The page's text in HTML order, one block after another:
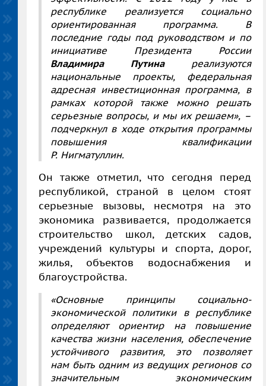
республике реализуется социально
ориентированная программа. В
последние годы под руководством и по
инициативе Президента России
Владимира Путинареализуются
национальные проекты, федеральная
адресная инвестиционная программа, в
рамках которой также можно решать
серьезные вопросы, и мы их решаем», –
подчеркнул в ходе открытия программы
повышения квалификации
Р. Нигматуллин.
Он также отметил, что сегодня перед
республикой, страной в целом стоят
серьезные вызовы, несмотря на это
экономика развивается, продолжается
строительство школ, детских садов,
учреждений культуры и спорта, дорог,
жилья, объектов водоснабжения и
благоустройства.
«Основные принципы социально-
экономической политики в республике
определяют ориентир на повышение
качества жизни населения, обеспечение
устойчивого развития, это позволяет
нам быть одним из ведущих регионов со
значительным экономическим